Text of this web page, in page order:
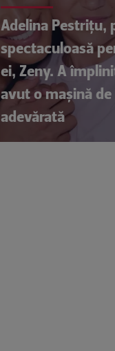
Adelina Pestrițu,
spectaculoasă
ei, Zeny. A
avut o mașină de
adevărată